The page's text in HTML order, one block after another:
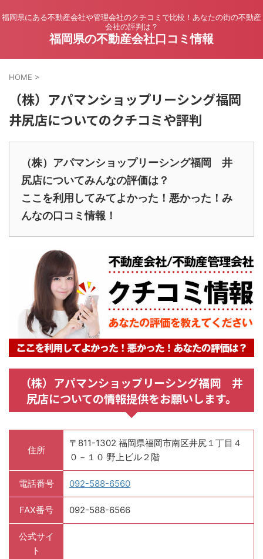
福岡県にある不動産会社や管理会社のクチコミで比較！あなたの街の不動産
会社の評判は？
福岡県の不動産会社口コミ情報
HOME >
（株）アパマンショップリーシング福岡
井尻店についてのクチコミや評判
（株）アパマンショップリーシング福岡 井
尻店についてみんなの評価は？
ここを利用してみてよかった！悪かった！み
んなの口コミ情報！
（株）アパマンショップリーシング福岡 井
尻店についての情報提供をお願いします。
住所
〒811-1302 福岡県福岡市南区井尻１丁目４
０－１０ 野上ビル２階
電話番号 092-588-6560
FAX番号 092-588-6566
公式サイ
ト